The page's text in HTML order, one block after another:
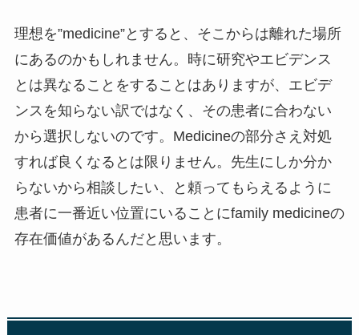
理想を”medicine”とすると、そこからは離れた場所
にあるのかもしれません。時に研究やエビデンス
とは異なることをすることはありますが、エビデ
ンスを知らない訳ではなく、その患者に合わない
から選択しないのです。Medicineの部分さえ対処
すれば良くなるとは限りません。先生にしか分か
らないから相談したい、と頼ってもらえるように
患者に一番近い位置にいることにfamily medicineの
存在価値があるんだと思います。